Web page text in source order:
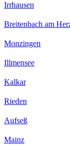
Irrhausen
Breitenbach am
Monzingen
Illmensee
Kalkar
Rieden
Aufseß
Mainz